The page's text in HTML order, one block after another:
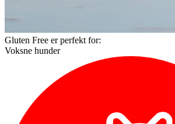
Gluten Free er perfekt for:
Voksne hunder